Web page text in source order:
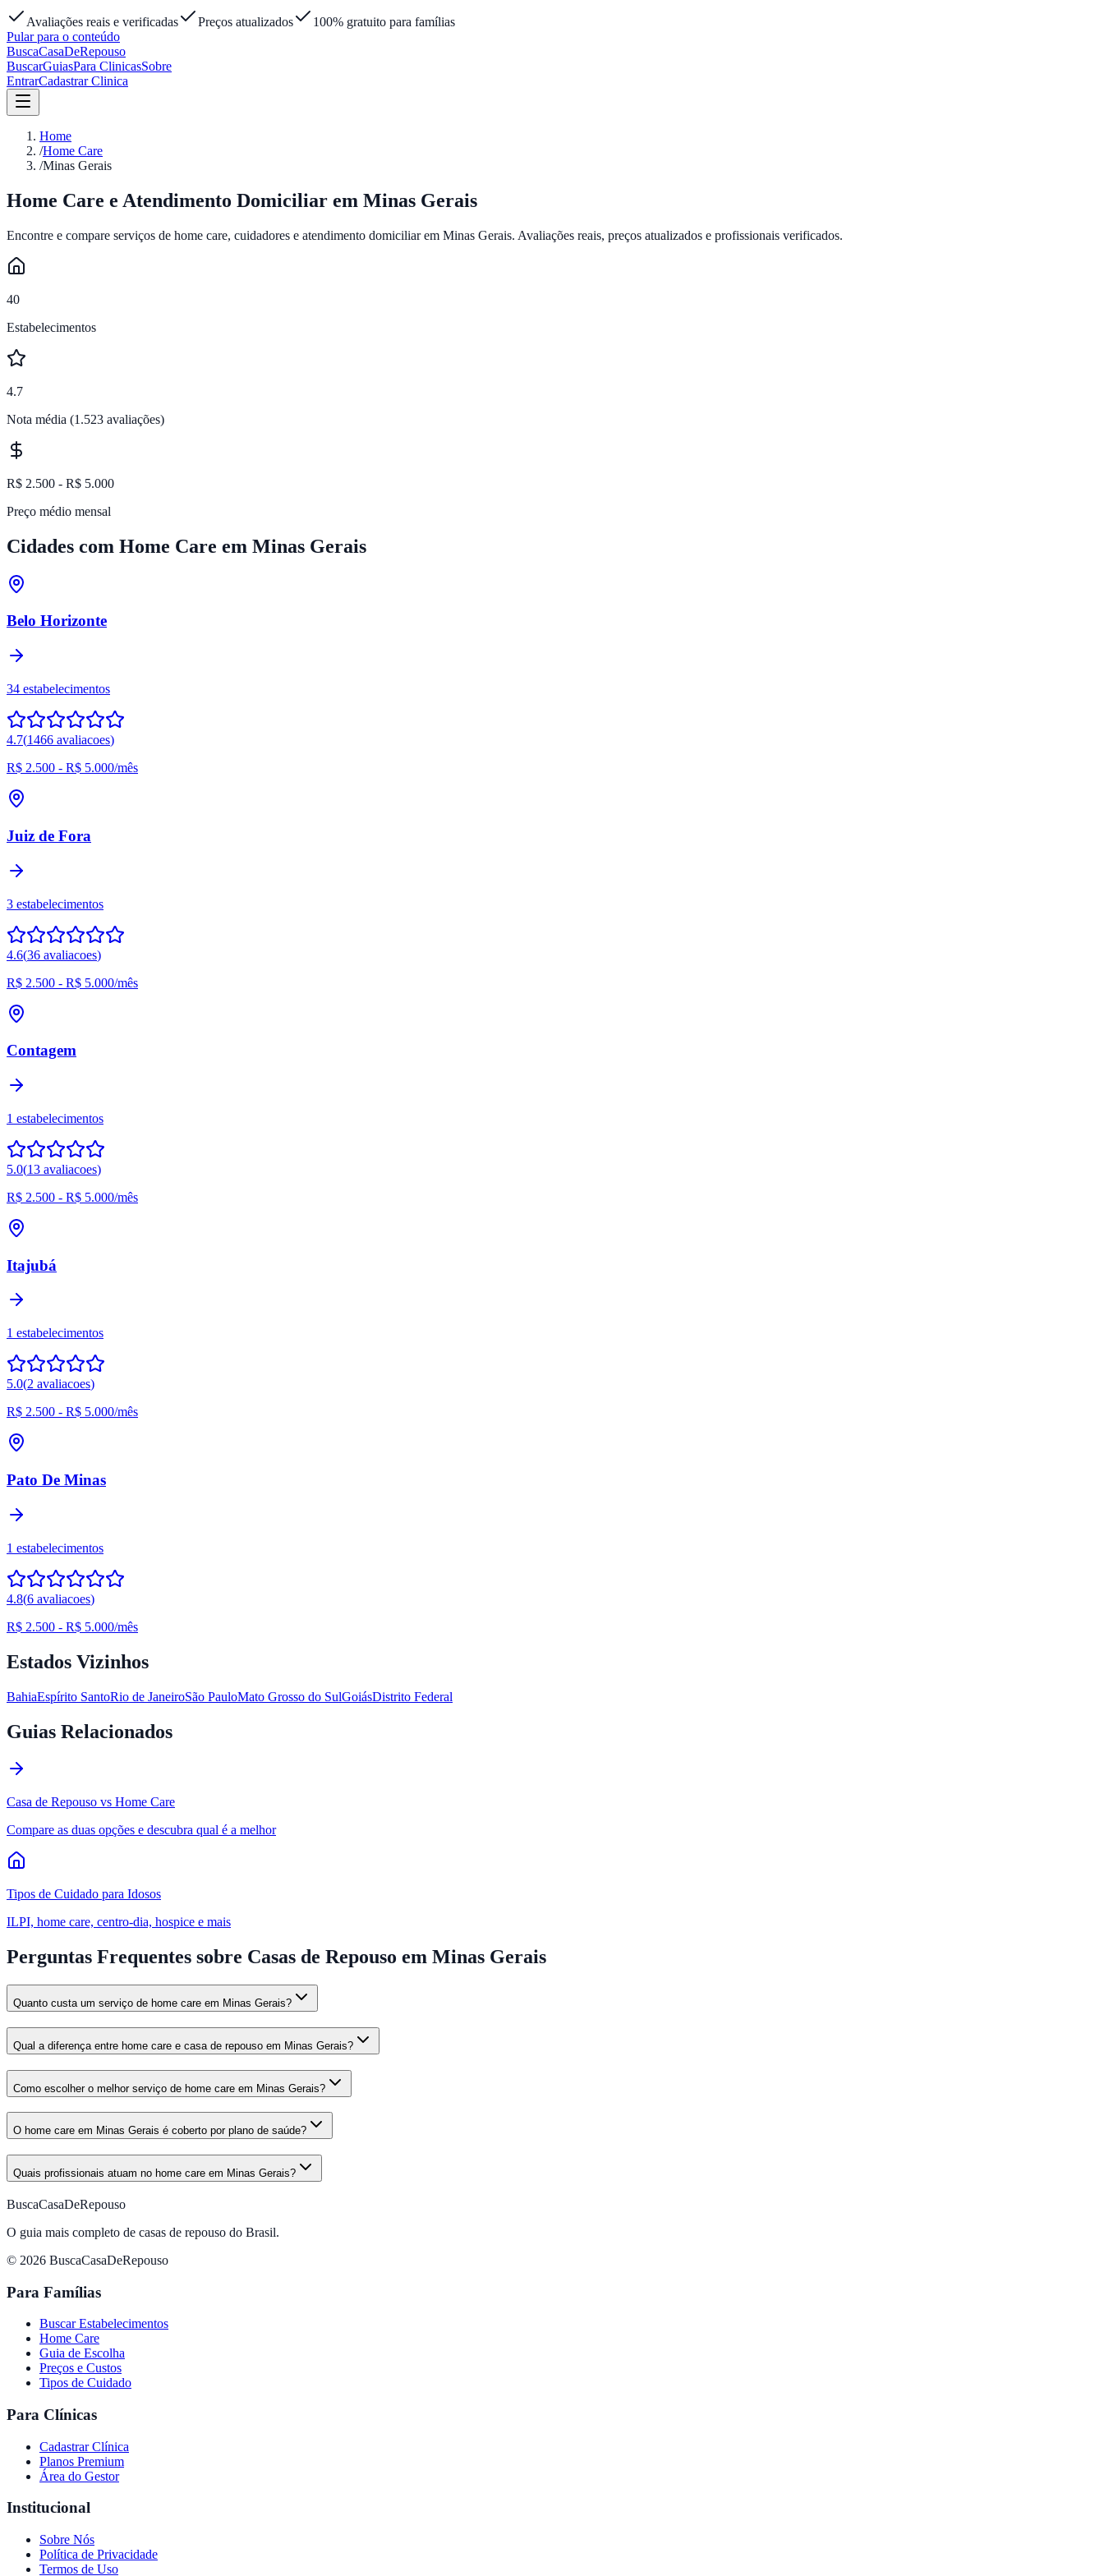
Avaliações reais e verificadas Preços atualizados
100% gratuito para famílias
Pular para o conteúdo
BuscaCasaDeRepouso
BuscarGuiasPara ClinicasSobre
EntrarCadastrar Clinica
Home
/Home Care
/Minas Gerais
Home Care e Atendimento Domiciliar em Minas Gerais
Encontre e compare serviços de home care, cuidadores e atendimento domiciliar em Minas Gerais. Avaliações reais, preços atualizados e profissionais verificados.
40
Estabelecimentos
4.7
Nota média (1.523 avaliações)
R$ 2.500 - R$ 5.000
Preço médio mensal
Cidades com Home Care em Minas Gerais
Belo Horizonte
34 estabelecimentos
4.7(1466 avaliacoes)
R$ 2.500 - R$ 5.000/mês
Juiz de Fora
3 estabelecimentos
4.6(36 avaliacoes)
R$ 2.500 - R$ 5.000/mês
Contagem
1 estabelecimentos
5.0(13 avaliacoes)
R$ 2.500 - R$ 5.000/mês
Itajubá
1 estabelecimentos
5.0(2 avaliacoes)
R$ 2.500 - R$ 5.000/mês
Pato De Minas
1 estabelecimentos
4.8(6 avaliacoes)
R$ 2.500 - R$ 5.000/mês
Estados Vizinhos
BahiaEspírito SantoRio de JaneiroSão PauloMato Grosso do SulGoiásDistrito Federal
Guias Relacionados
Casa de Repouso vs Home Care
Compare as duas opções e descubra qual é a melhor
Tipos de Cuidado para Idosos
ILPI, home care, centro-dia, hospice e mais
Perguntas Frequentes sobre Casas de Repouso em Minas Gerais
Quanto custa um serviço de home care em Minas Gerais?
Qual a diferença entre home care e casa de repouso em Minas Gerais?
Como escolher o melhor serviço de home care em Minas Gerais?
O home care em Minas Gerais é coberto por plano de saúde?
Quais profissionais atuam no home care em Minas Gerais?
BuscaCasaDeRepouso
O guia mais completo de casas de repouso do Brasil.
© 2026 BuscaCasaDeRepouso
Para Famílias
Buscar Estabelecimentos
Home Care
Guia de Escolha
Preços e Custos
Tipos de Cuidado
Para Clínicas
Cadastrar Clínica
Planos Premium
Área do Gestor
Institucional
Sobre Nós
Política de Privacidade
Termos de Uso